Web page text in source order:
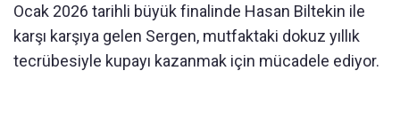
Ocak 2026 tarihli büyük finalinde Hasan Biltekin ile
karşı karşıya gelen Sergen, mutfaktaki dokuz yıllık
tecrübesiyle kupayı kazanmak için mücadele ediyor.